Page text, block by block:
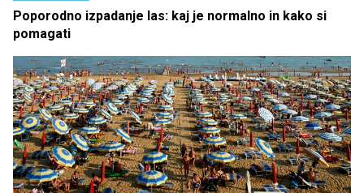
Poporodno izpadanje las: kaj je normalno in kako si
pomagati